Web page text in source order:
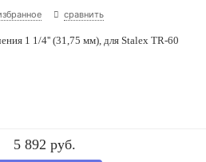
сравнить
1 1/4'' (31,75 мм), для Stalex TR-60
5 892 руб.